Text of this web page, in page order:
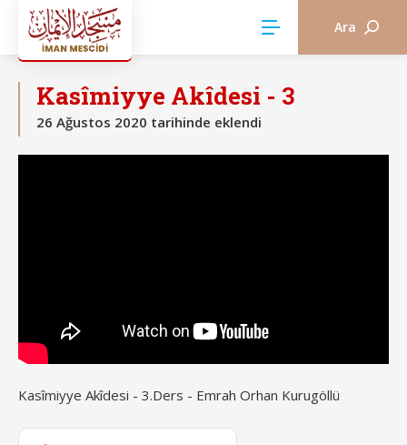
Ara
KASÎMİYYE AKÎDESİ
Kasîmiyye Akîdesi - 3
26 Ağustos 2020 tarihinde eklendi
Kasîmiyye Akîdesi - 3.Ders - Emrah Orhan Kurugöllü